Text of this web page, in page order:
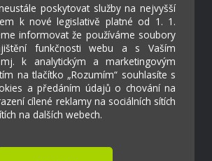
poskytovat služby na nejvyšší
k nové legislativě platné od 1. 1.
informovat že používáme soubory
funkčnosti webu a s Vaším
k analytickým a marketingovým
na tlačítko „Rozumím“ souhlasíte s
a předáním údajů o chování na
cílené reklamy na sociálních sítích
na dalších webech.
Kontakty
Projekty
Virtuální prohlídka
Cookies
Přístupnost
Přihlášení